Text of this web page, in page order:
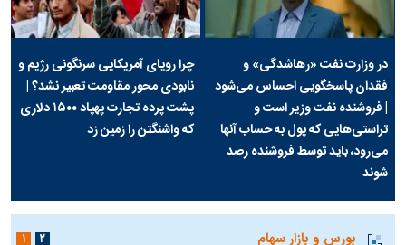
در وزارت نفت «رهاشدگی» و
فقدان پاسخگویی احساس می‌شود
| فروشنده نفت وزیر است و
تراستی‌هایی که پول به حساب آنها
می‌رود، باید توسط فروشنده رصد
شوند
چرا رویای آمریکایی سرنگونی رژیم و
نابودی محور مقاومت تعبیر نشد؟ |
پشت پرده تجارت پهپاد‌ ۱۵۰۰ دلاری
که واشنگتن را زمین زد
بورس و بازار سهام ۱ ۲